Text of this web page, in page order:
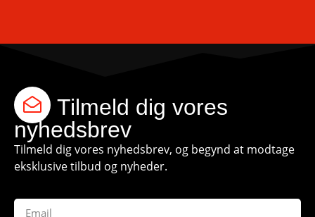
Tilmeld dig vores
nyhedsbrev
Tilmeld dig vores nyhedsbrev, og begynd at modtage
eksklusive tilbud og nyheder.